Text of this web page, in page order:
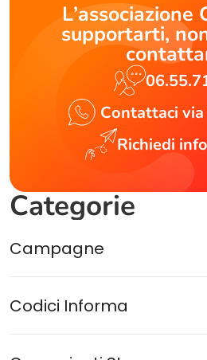
L’associazione
supportarti,
Contattaci
Richiedi
Categorie
Campagne
Codici Informa